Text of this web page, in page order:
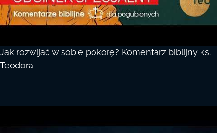
Jak rozwijać w sobie pokorę? Komentarz biblijny ks.
Teodora